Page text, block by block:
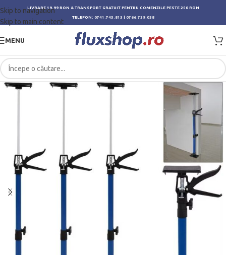
Skip to navigation
Skip to main content
LIVRARE 19.99 RON & TRANSPORT GRATUIT PENTRU COMENZILE PESTE 250 RON
TELEFON: 0741.745.813 0766.739.038
MENU